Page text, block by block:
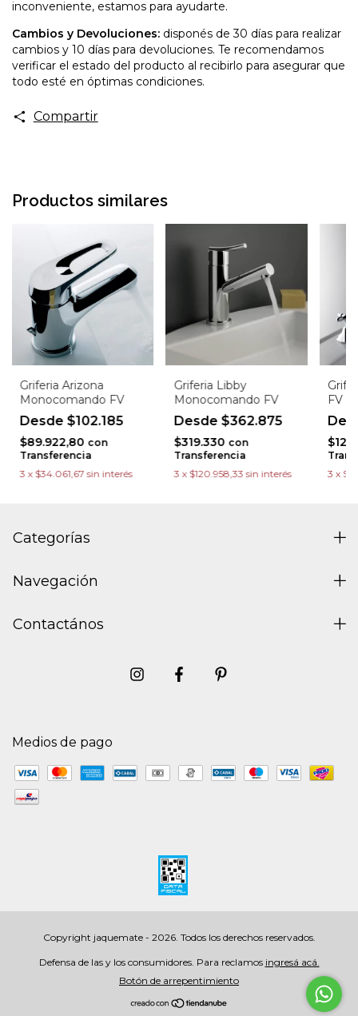
inconveniente, estamos para ayudarte.
Cambios y Devoluciones: disponés de 30 días para realizar
cambios y 10 días para devoluciones. Te recomendamos
verificar el estado del producto al recibirlo para asegurar que
todo esté en óptimas condiciones.
Compartir
Productos similares
Griferia Arizona
Monocomando FV
$102.185
$89.922,80 con
Transferencia
3 x $34.061,67 sin interés
Griferia Libby
Monocomando FV
$362.875
$319.330 con
Transferencia
3 x $120.958,33 sin interés
FV
3 x
Categorías
Navegación
Contactános
Medios de pago
Copyright jaquemate - 2026. Todos los derechos reservados.
Defensa de las y los consumidores. Para reclamos ingresá acá.
Botón de arrepentimiento